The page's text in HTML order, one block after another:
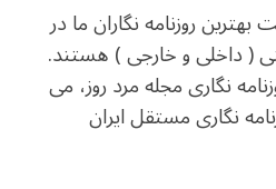
روزنامه نگاران ما در
( داخلی و خارجی ) هستند.
نگاری مجله مرد روز، می
نگاری مستقل ایران